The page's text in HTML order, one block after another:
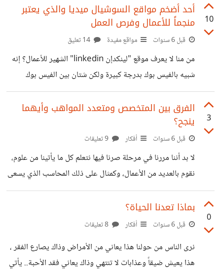
مجهود وذلك لأنك أحكمته بطريقة تجعله يعمل في نظام مغلق
متكامل الأجزاء. ##لنأخذ مثالاً عليه: بناء يحوي خمسة شقق
سكنية يشرف عليها أحد المكاتب العقارية بمقابل أجر محدد
ويقوم بإيداع الإيجار الشهري في حساب المالك. هذا الدخل عبارة
عن دخل سلبي يأتي لمالك المشروع في كل شهر دون
10
أحد أضخم مواقع السوشيال ميديا والذي يعتبر
منجماً للأعمال وفرص العمل
قبل 6 سنوات مواقع مفيدة
من منا لا يعرف موقع "لينكدإن linkedin" الشهير للأعمال؟ إنه
شبيه بالفيس بوك بدرجة كبيرة ولكن شتان بين الفيس بوك
ولينكدإن. يضم لينكدإن ملايين الشركات الكبيرة والصغيرة حول
العالم، العربية وغير العربية، وتنشر فيه الآلاف من فرص العمل
يومياً.. يستخدمه المدراء في إيجاد أفضل الكفاءات لشركاتهم،
وفيه يتم نشر فرص العمل قبل نشرها في أي مكان آخر. إن لم
يكن لديك بروفايل على موقع لينكد إن بعد فلا بد لك من إنشاء
واحد.. في البروفايل الذي يبدو مثل سيرة ذاتية
3
الفرق بين المتخصص ومتعدد المواهب وأيهما
ينجح؟
قبل 6 سنوات أفكار
لا بد أننا مررنا في مرحلة صرنا فيها نتعلم كل ما يأتينا من علوم،
نقوم بالعديد من الأعمال، وكمثال على ذلك المحاسب الذي يسعى
إلى تعلم اللغة الإنجليزية وإتقان الفوتوشوب والدخول في برمجة
الويب.. أو طالب الهندسة الذي يخرج من دورة في التصميم
ليدخل في دورة صيانة الموبايل ثم يجلس في المنزل ويتابع
مررت به في إحدى المراحل.. كنت أريد تعلم كل ما يمكن أن
0
بماذا تعدنا الحياة؟
قبل 6 سنوات أفكار
نرى الناس من حولنا هذا يعاني من الأمراض وذاك يصارع الفقر ،
هذا يعيش ضيقاً وعذابات لا تنتهي وذاك يعاني فقد الأحبة.. يأتي